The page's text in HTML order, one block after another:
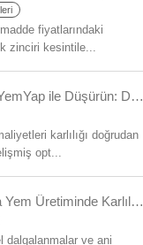
fiyatlarındaki
zinciri kesintile...
Yem Maliyetlerini YemYap ile Düşürün: Daha Az Girdi, Daha Çok Kazanç
karlılığı doğrudan
opt...
Belirsizlik Çağında Yem Üretiminde Karlılığı Korumak: Rasyon Yazılımlarının Stratejik Önemi
dalgalanmalar ve ani